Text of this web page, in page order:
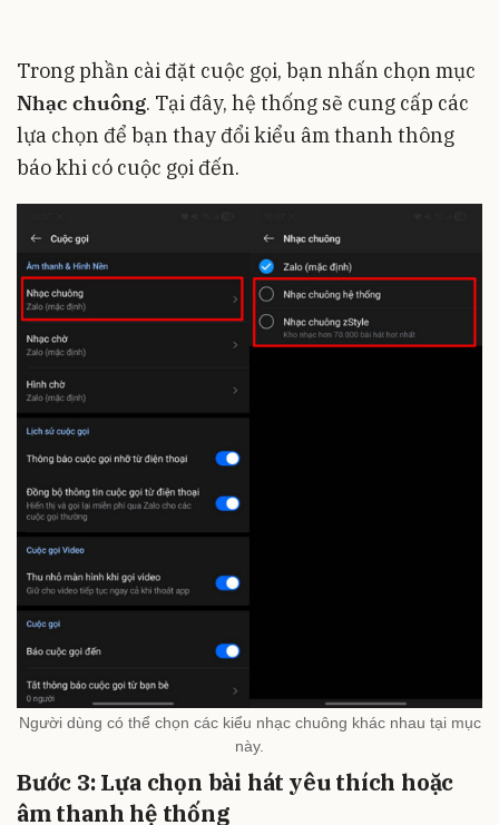
Trong phần cài đặt cuộc gọi, bạn nhấn chọn mục
Nhạc chuông. Tại đây, hệ thống sẽ cung cấp các
lựa chọn để bạn thay đổi kiểu âm thanh thông
báo khi có cuộc gọi đến.
Người dùng có thể chọn các kiểu nhạc chuông khác nhau tại mục
này.
Bước 3: Lựa chọn bài hát yêu thích hoặc
âm thanh hệ thống